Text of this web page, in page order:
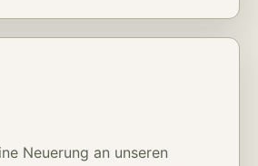
Neuerung an unseren